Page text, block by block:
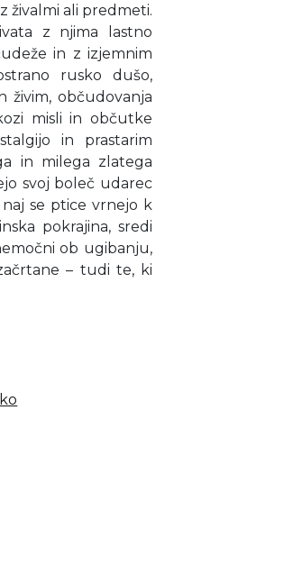
živalmi ali predmeti.
z njima lastno
in z izjemnim
rusko dušo,
živim, občudovanja
misli in občutke
in prastarim
in milega zlatega
svoj boleč udarec
se ptice vrnejo k
pokrajina, sredi
ob ugibanju,
– tudi te, ki